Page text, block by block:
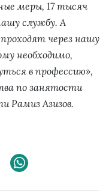
меры, 17 тысяч
службу. А
через нашу
необходимо,
в профессию»,
по занятости
Рамиз Азизов.